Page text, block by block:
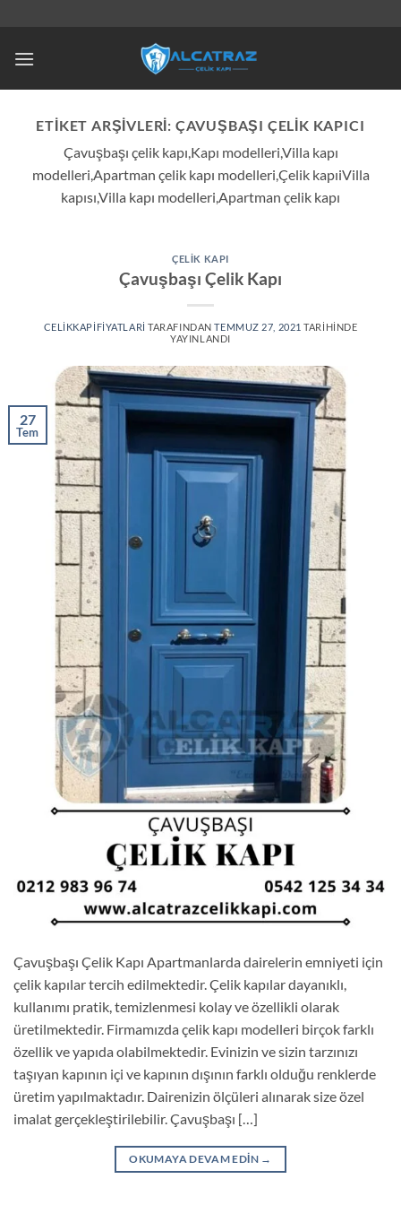
ETIKET ARŞIVLERI: ÇAVUŞBAŞI ÇELIK KAPICI
Çavuşbaşı çelik kapı,Kapı modelleri,Villa kapı
modelleri,Apartman çelik kapı modelleri,Çelik kapıiVilla
kapısı,Villa kapı modelleri,Apartman çelik kapı
ÇELIK KAPI
Çavuşbaşı Çelik Kapı
CELIKKAPIFIYATLARI TARAFINDAN TEMMUZ 27, 2021 TARIHINDE
YAYINLANDI
27
Tem
Çavuşbaşı Çelik Kapı Apartmanlarda dairelerin emniyeti için
çelik kapılar tercih edilmektedir. Çelik kapılar dayanıklı,
kullanımı pratik, temizlenmesi kolay ve özellikli olarak
üretilmektedir. Firmamızda çelik kapı modelleri birçok farklı
özellik ve yapıda olabilmektedir. Evinizin ve sizin tarzınızı
taşıyan kapının içi ve kapının dışının farklı olduğu renklerde
üretim yapılmaktadır. Dairenizin ölçüleri alınarak size özel
imalat gerçekleştirilebilir. Çavuşbaşı […]
OKUMAYA DEVAM EDIN →